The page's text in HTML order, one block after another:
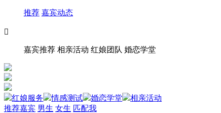
推荐 嘉宾动态

嘉宾推荐 相亲活动 红娘团队 婚恋学堂
红娘服务 情感测试 婚恋学堂
相亲活动
推荐嘉宾 男生 女生 匹配我